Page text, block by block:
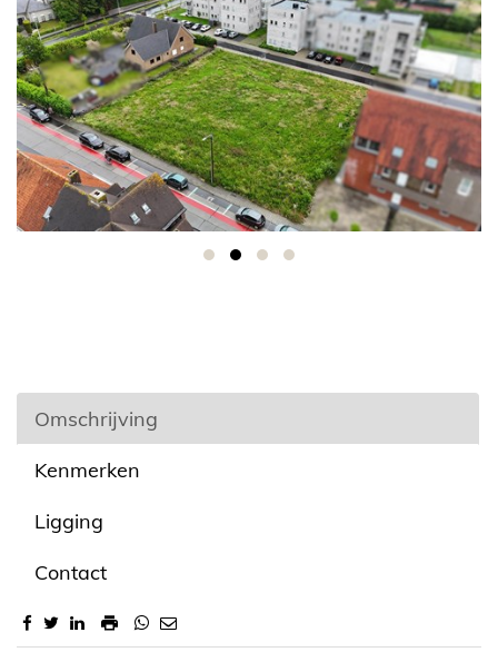
Omschrijving
Kenmerken
Ligging